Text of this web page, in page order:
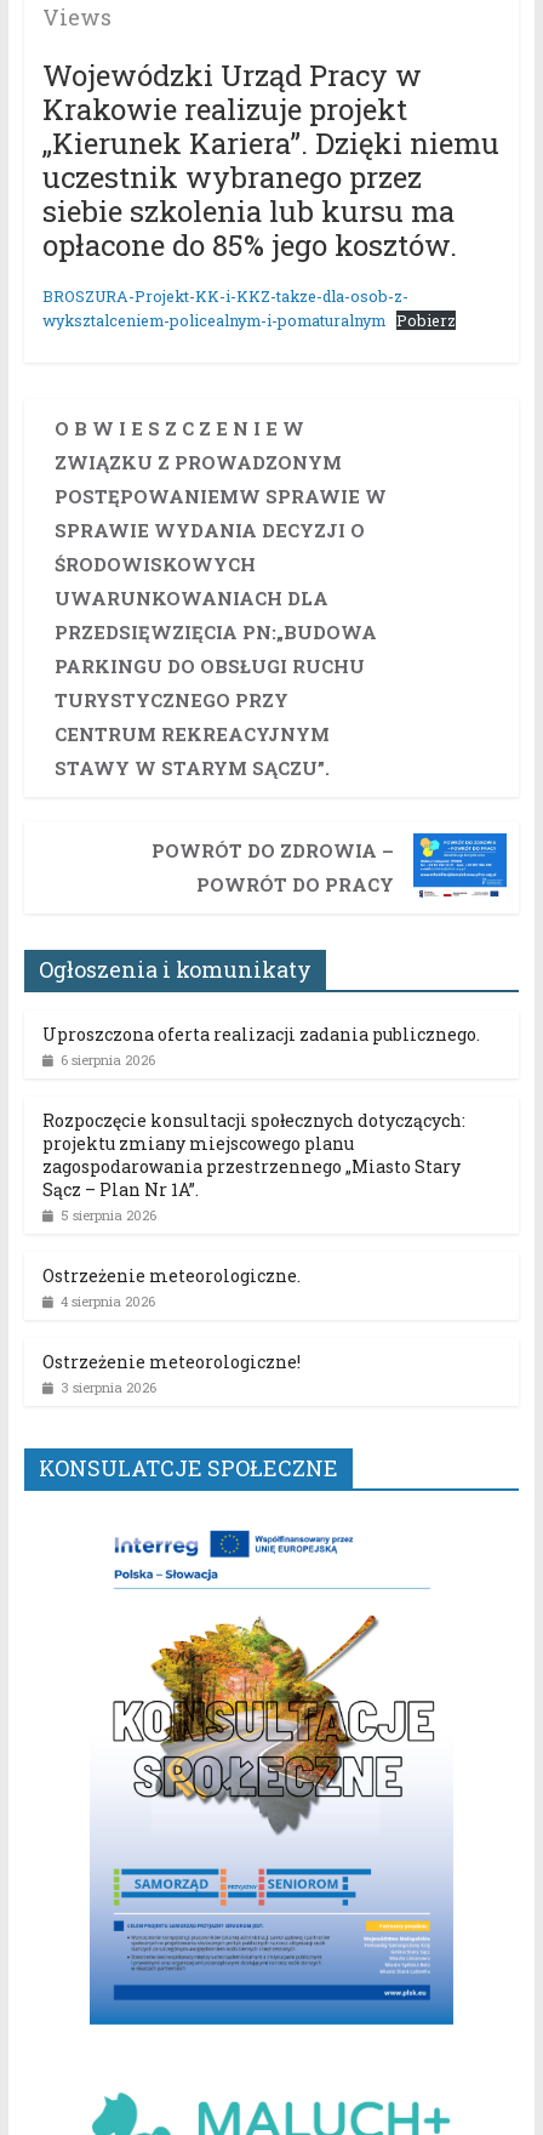
Views
Wojewódzki Urząd Pracy w
Krakowie realizuje projekt
„Kierunek Kariera”. Dzięki niemu
uczestnik wybranego przez
siebie szkolenia lub kursu ma
opłacone do 85% jego kosztów.
BROSZURA-Projekt-KK-i-KKZ-takze-dla-osob-z-
wyksztalceniem-policealnym-i-pomaturalnym Pobierz
O B W I E S Z C Z E N I E W
ZWIĄZKU Z PROWADZONYM
POSTĘPOWANIEMW SPRAWIE W
SPRAWIE WYDANIA DECYZJI O
ŚRODOWISKOWYCH
UWARUNKOWANIACH DLA
PRZEDSIĘWZIĘCIA PN:„BUDOWA
PARKINGU DO OBSŁUGI RUCHU
TURYSTYCZNEGO PRZY
CENTRUM REKREACYJNYM
STAWY W STARYM SĄCZU”.
POWRÓT DO ZDROWIA –
POWRÓT DO PRACY
Ogłoszenia i komunikaty
Uproszczona oferta realizacji zadania publicznego.
6 sierpnia 2026
Rozpoczęcie konsultacji społecznych dotyczących:
projektu zmiany miejscowego planu
zagospodarowania przestrzennego „Miasto Stary
Sącz – Plan Nr 1A”.
5 sierpnia 2026
Ostrzeżenie meteorologiczne.
4 sierpnia 2026
Ostrzeżenie meteorologiczne!
3 sierpnia 2026
KONSULATCJE SPOŁECZNE